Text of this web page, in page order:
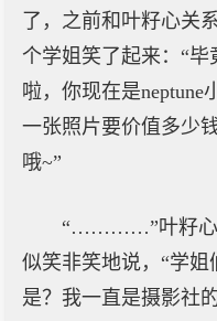
了，之前和叶籽心关
个学姐笑了起来：“
啦，你现在是neptune
一张照片要价值多少
哦~”
“…………”叶籽心
似笑非笑地说，“学
是？我一直是摄影社